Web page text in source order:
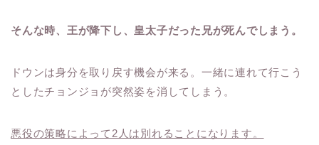
そんな時、王が降下し、皇太子だった兄が死んでしまう。
ドウンは身分を取り戻す機会が来る。一緒に連れて行こう
としたチョンジョが突然姿を消してしまう。
悪役の策略によって2人は別れることになります。